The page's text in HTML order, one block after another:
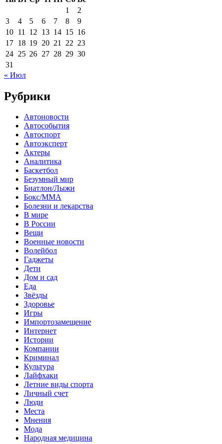
1
2
3
4 5 6 7 8
9
10 11 12 13 14 15 16
17 18 19 20 21 22 23
24 25 26 27 28 29 30
31
« Июл
Рубрики
Автоновости
Автособытия
Автоспорт
Автоэксперт
Актеры
Аналитика
Баскетбол
Безумный мир
Биатлон/Лыжи
Бокс/MMA
Болезни и лекарства
В мире
В России
Вещи
Военные новости
Волейбол
Гаджеты
Дети
Дом и сад
Еда
Звёзды
Здоровье
Игры
Импортозамещение
Интернет
Истории
Компании
Криминал
Культура
Лайфхаки
Летние виды спорта
Личный счет
Люди
Места
Мнения
Мода
Народная медицина